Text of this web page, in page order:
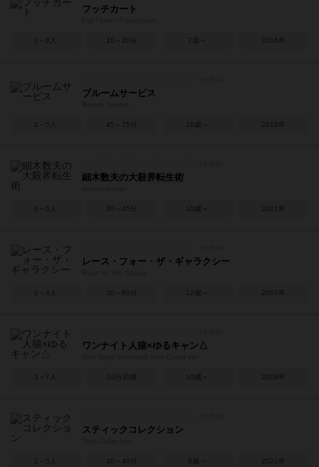
フッチカート
3～8人 10～20分 7歳～ 2016年
ブルームサービス
2～5人 45～75分 10歳～ 2015年
細木数夫の大殺界転生術
3～5人 30～45分 10歳～ 2021年
レース・フォー・ザ・ギャラクシー
2～4人 30～60分 12歳～ 2007年
ワンナイト人狼×ゆるキャン△
3～7人 10分前後 10歳～ 2018年
スティックコレクション
2～5人 20～40分 8歳～ 2021年